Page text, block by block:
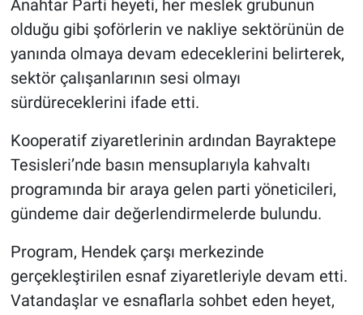
Anahtar Parti heyeti, her meslek grubunun
olduğu gibi şoförlerin ve nakliye sektörünün de
yanında olmaya devam edeceklerini belirterek,
sektör çalışanlarının sesi olmayı
sürdüreceklerini ifade etti.
Kooperatif ziyaretlerinin ardından Bayraktepe
Tesisleri’nde basın mensuplarıyla kahvaltı
programında bir araya gelen parti yöneticileri,
gündeme dair değerlendirmelerde bulundu.
Program, Hendek çarşı merkezinde
gerçekleştirilen esnaf ziyaretleriyle devam etti.
Vatandaşlar ve esnaflarla sohbet eden heyet,